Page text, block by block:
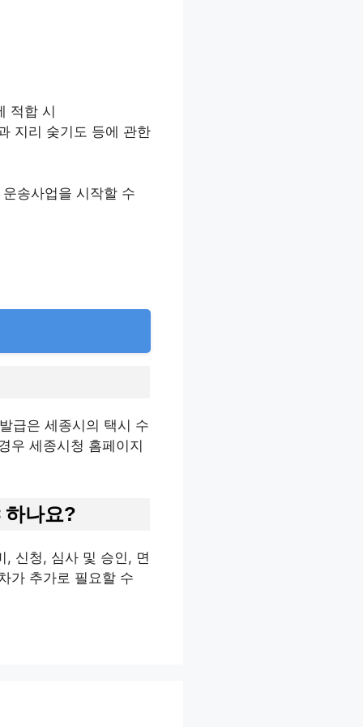
적합 시
지리 숮기도 등에 관한
송사업을 시작할 수
급은 세종시의 택시 수
우 세종시청 홈페이지
하나요?
, 신청, 심사 및 승인, 면
가 추가로 필요할 수